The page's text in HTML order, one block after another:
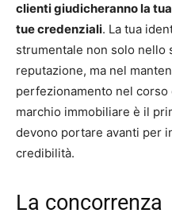
clienti giudicheranno la
tue credenziali. La tua
strumentale non solo nello
reputazione, ma nel
perfezionamento nel
marchio immobiliare è il
devono portare avanti per
credibilità.
La concorrenza